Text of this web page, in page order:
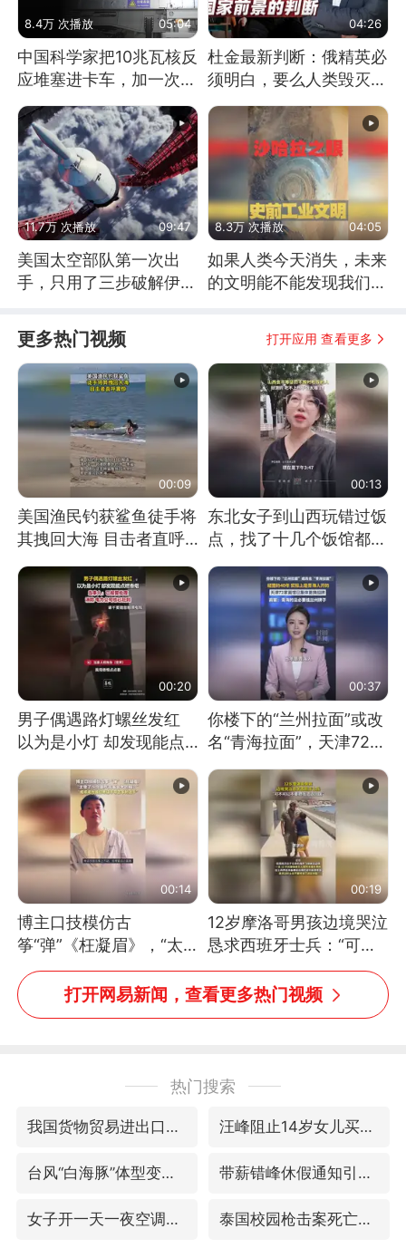
8.4万 次播放 05:04
中国科学家把10兆瓦核反
应堆塞进卡车，加一次燃
料能跑几十年
04:26
杜金最新判断：俄精英必
须明白，要么人类毁灭，
要么俄毁灭
11.7万 次播放 09:47
美国太空部队第一次出
手，只用了三步破解伊朗
8.3万 次播放 04:05
如果人类今天消失，未来
的文明能不能发现我们存
更多热门视频 打开应用 查看更多
00:09
美国渔民钓获鲨鱼徒手将
其拽回大海 目击者直呼
消息）
00:13
东北女子到山西玩错过饭
点，找了十几个饭馆都没
00:20
男子偶遇路灯螺丝发红
以为是小灯 却发现能点
处理
00:37
你楼下的“兰州拉面”或改
名“青海拉面”，天津72家
00:14
博主口技模仿古
筝“弹”《枉凝眉》，“太
像了～你是吃古筝长大的
吗？”“或将成为首位考级
不带古筝的选手。”（来
00:19
12岁摩洛哥男孩边境哭泣
恳求西班牙士兵：“可不
可以不要把我遣返回国”
打开网易新闻，查看更多热门视频
热门搜索
我国货物贸易进出口超30万亿元 汪峰阻止14岁女儿买大牌
台风“白海豚”体型变大！环流面积接近13个浙江那么大 带薪错峰休假通知引争议 河南回应
女子开一天一夜空调后二氧化碳中毒 泰国校园枪击案死亡人数升至7人